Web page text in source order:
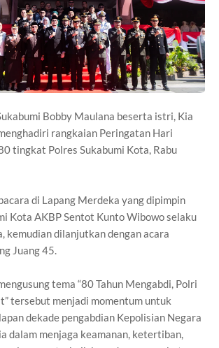
Bobby Maulana beserta istri, Kia
rangkaian Peringatan Hari
tingkat Polres Sukabumi Kota, Rabu
di Lapang Merdeka yang dipimpin
Kota AKBP Sentot Kunto Wibowo selaku
kemudian dilanjutkan dengan acara
Juang 45.
tema “80 Tahun Mengabdi, Polri
tersebut menjadi momentum untuk
dekade pengabdian Kepolisian Negara
dalam menjaga keamanan, ketertiban,